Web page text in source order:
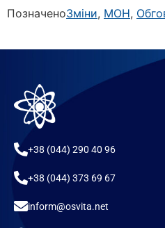
ПозначеноЗміни, МОН,
+38 (044) 290 40 96
+38 (044) 373 69 67
inform@osvita.net